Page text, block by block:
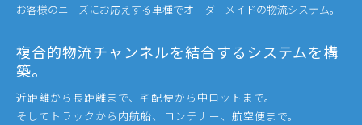
お客様のニーズにお応えする車種でオーダーメイドの物流システム。
複合的物流チャンネルを結合するシステムを構
築。
近距離から長距離まで、宅配便から中ロットまで。
そしてトラックから内航船、コンテナー、航空便まで。